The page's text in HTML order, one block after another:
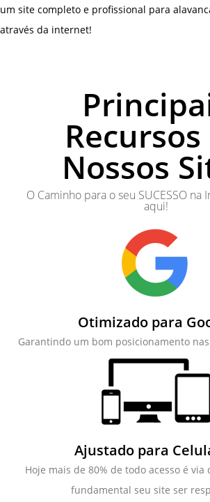
um site completo e profissional para
através da internet!
Nossos
O Caminho para o seu SUCESSO na
aqui!
Otimizado para
Garantindo um bom posicionamento
Ajustado para
Hoje mais de 80% de todo acesso é
fundamental seu site ser